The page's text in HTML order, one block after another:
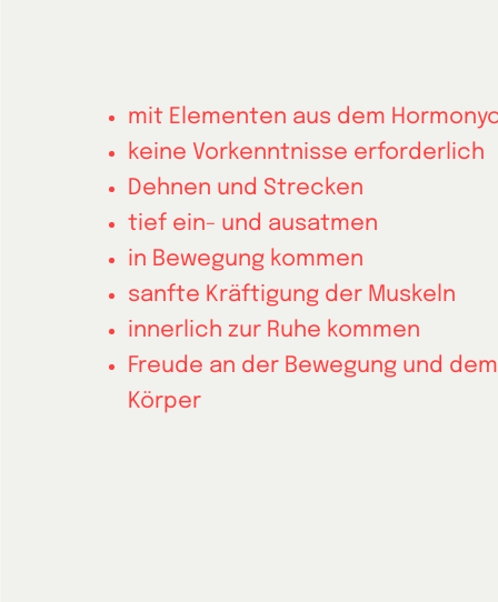
mit Elementen aus dem
keine Vorkenntnisse erforderlich
Dehnen und Strecken
tief ein- und ausatmen
in Bewegung kommen
sanfte Kräftigung der Muskeln
innerlich zur Ruhe kommen
Freude an der Bewegung und
Körper